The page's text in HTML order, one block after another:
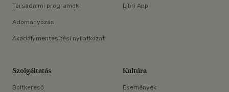
Társadalmi programok
Adományozás
Akadálymentesítési nyilatkozat
Libri App
Szolgáltatás
Boltkereső
Kultúra
Események